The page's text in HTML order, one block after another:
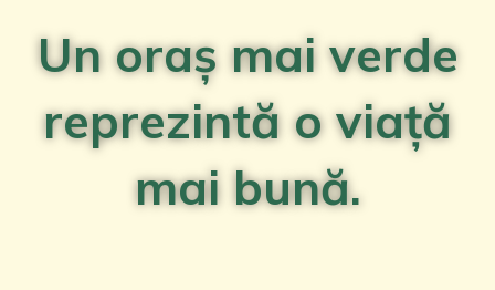
Un oraș mai verde
reprezintă o viață
mai bună.